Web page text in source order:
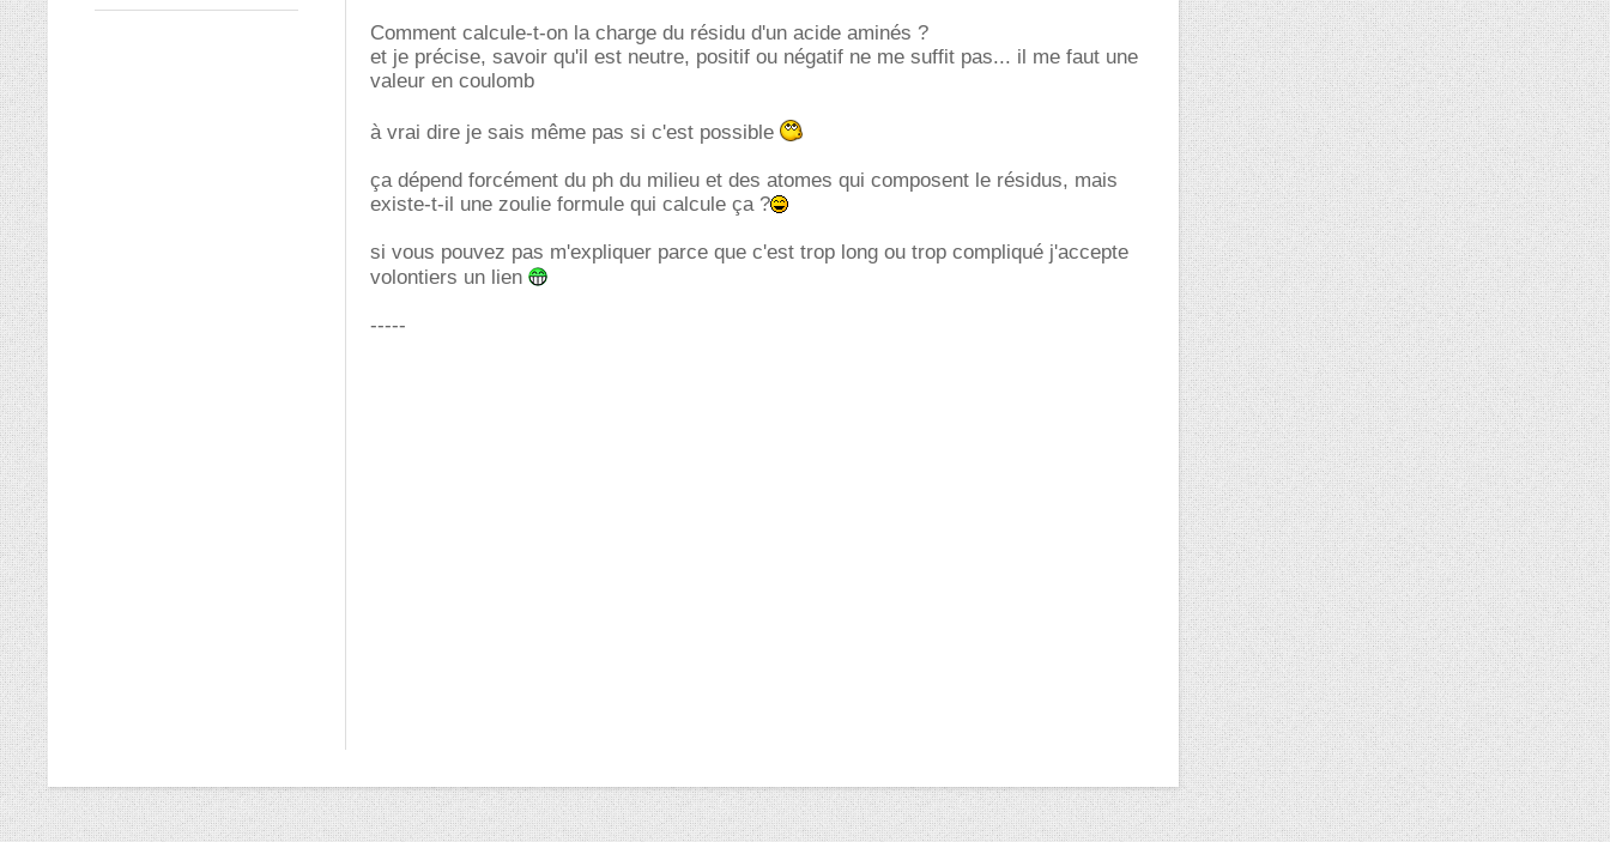
Comment calcule-t-on la charge du résidu d'un acide aminés ?
et je précise, savoir qu'il est neutre, positif ou négatif ne me suffit pas... il me faut une
valeur en coulomb
à vrai dire je sais même pas si c'est possible
ça dépend forcément du ph du milieu et des atomes qui composent le résidus, mais
existe-t-il une zoulie formule qui calcule ça ?
si vous pouvez pas m'expliquer parce que c'est trop long ou trop compliqué j'accepte
volontiers un lien
-----